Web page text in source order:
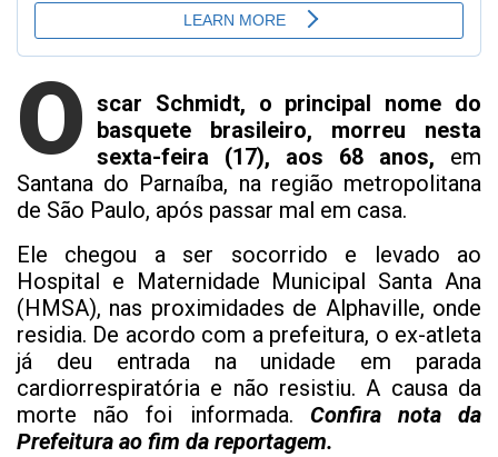
O scar Schmidt, o principal nome do
basquete brasileiro, morreu nesta
sexta-feira (17), aos 68 anos, em
Santana do Parnaíba, na região metropolitana
de São Paulo, após passar mal em casa.
Ele chegou a ser socorrido e levado ao
Hospital e Maternidade Municipal Santa Ana
(HMSA), nas proximidades de Alphaville, onde
residia. De acordo com a prefeitura, o ex-atleta
já deu entrada na unidade em parada
cardiorrespiratória e não resistiu. A causa da
morte não foi informada. Confira nota da
Prefeitura ao fim da reportagem.